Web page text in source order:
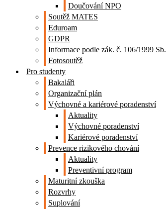
Doučování NPO
Soutěž MATES
Eduroam
GDPR
Informace podle zák. č. 106/1999 Sb.
Fotosoutěž
Pro studenty
Bakaláři
Organizační plán
Výchovné a kariérové poradenství
Aktuality
Výchovné poradenství
Kariérové poradenství
Prevence rizikového chování
Aktuality
Preventivní program
Maturitní zkouška
Rozvrhy
Suplování